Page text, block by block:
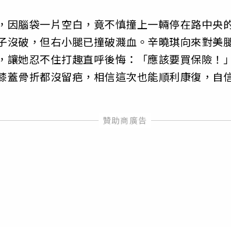
因腦袋一片空白，竟不慎撞上一輛停在路中央
沒破，但右小腿已撞破濺血。辛曉琪向來對美
讓她忍不住打趣直呼後悔：「應該要買保險！
蓋骨折都沒留疤，相信這次也能順利康復，自